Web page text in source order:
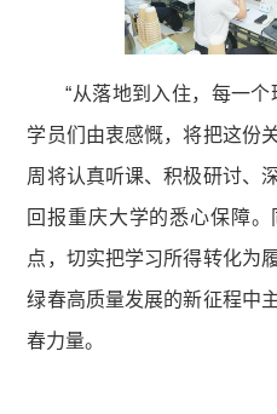
“从落地到入住，每一
学员们由衷感慨，将把这份
周将认真听课、积极研讨、
回报重庆大学的悉心保障
点，切实把学习所得转化为
绿春高质量发展的新征程中
春力量。